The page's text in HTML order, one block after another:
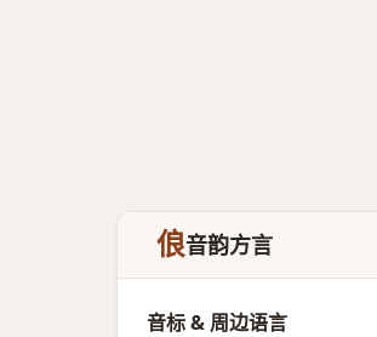
俍音韵方言
音标 & 周边语言